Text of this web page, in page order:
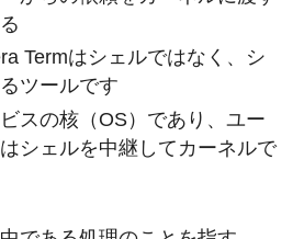
Termはシェルではなく、シ
ツールです
スの核（OS）であり、ユー
シェルを中継してカーネルで